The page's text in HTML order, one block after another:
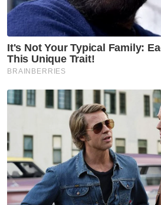
kawalan di kawasan landai
mempunyai struktur kekal,
dengan keadaan muka
keselamatan,” katanya.
sebanyak 223 jeti
pasti sepanjang Sungai
jeti di atas tanah
terlibat dalam operasi
“Fokus kita adalah jeti di
Artikel Berkaitan: